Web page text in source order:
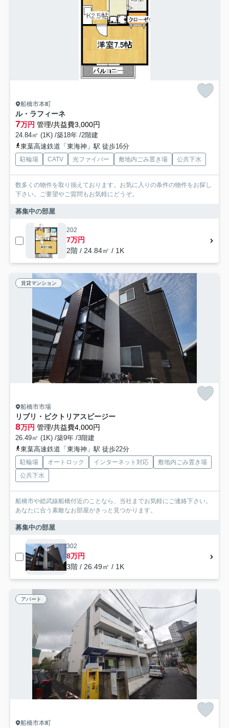
船橋市本町
ル・ラフィーネ
7万円 管理/共益費3,000円
24.84㎡ (1K) /築18年 /2階建
東葉高速鉄道「東海神」駅 徒歩16分
駐輪場 CATV 光ファイバー 敷地内ごみ置き場 公共下水
数多くの物件を取り揃えております。お気に入りの条件の物件をお探し
下さい。ご要望やご質問もお気軽にどうぞ。
募集中の部屋
202
7万円
2階 / 24.84㎡ / 1K
賃貸マンション
船橋市市場
リブリ・ビクトリアスビージー
8万円 管理/共益費4,000円
26.49㎡ (1K) /築9年 /3階建
東葉高速鉄道「東海神」駅 徒歩22分
駐輪場 オートロック インターネット対応
敷地内ごみ置き場
公共下水
船橋市や総武線船橋付近のことなら、当社までお気軽にご連絡下さい。
あなたに合う素敵なお部屋がきっと見つかります。
募集中の部屋
302
8万円
3階 / 26.49㎡ / 1K
アパート
船橋市本町